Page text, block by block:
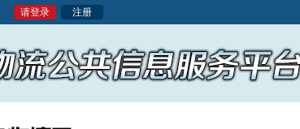
请登录 注册